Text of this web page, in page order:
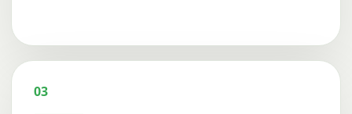
03